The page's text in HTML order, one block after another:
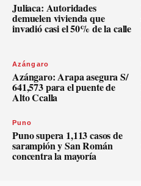
Juliaca: Autoridades
demuelen vivienda que
invadió casi el 50% de la calle
Azángaro
Azángaro: Arapa asegura S/
641,573 para el puente de
Alto Ccalla
Puno
Puno supera 1,113 casos de
sarampión y San Román
concentra la mayoría